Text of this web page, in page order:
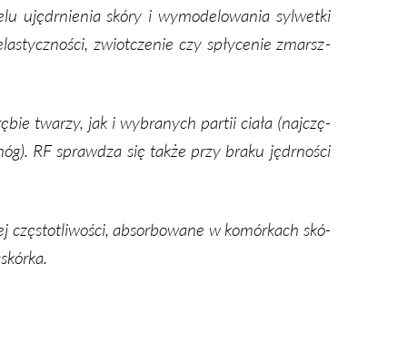
ujędr­nie­nia skó­ry i wy­mo­de­lo­wa­nia syl­wet­ki
zwiot­cze­nie czy spły­ce­nie zmarsz­
twa­rzy, jak i wy­bra­nych par­tii cia­ła (naj­czę­
RF spraw­dza się tak­że przy bra­ku jędr­no­ści
czę­sto­tli­wo­ści, ab­sor­bo­wa­ne w ko­mór­kach skó­